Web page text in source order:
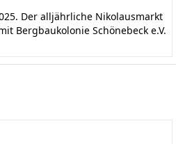
Der alljährliche Nikolausmarkt
Bergbaukolonie Schönebeck e.V.